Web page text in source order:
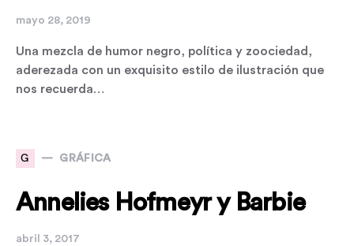
mayo 28, 2019
Una mezcla de humor negro, política y zoociedad,
aderezada con un exquisito estilo de ilustración que
nos recuerda…
G GRÁFICA
Annelies Hofmeyr y Barbie
abril 3, 2017